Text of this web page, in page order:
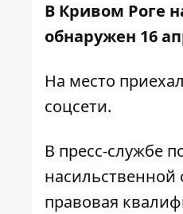
В Кривом Роге
обнаружен 16
На место
соцсети.
В пресс-службе
насильственной
правовая